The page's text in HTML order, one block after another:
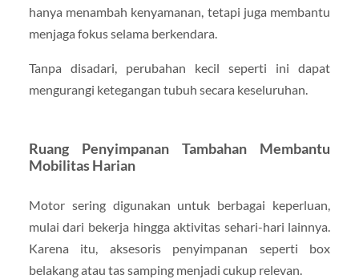
hanya menambah kenyamanan, tetapi juga membantu
menjaga fokus selama berkendara.
Tanpa disadari, perubahan kecil seperti ini dapat
mengurangi ketegangan tubuh secara keseluruhan.
Ruang Penyimpanan Tambahan Membantu
Mobilitas Harian
Motor sering digunakan untuk berbagai keperluan,
mulai dari bekerja hingga aktivitas sehari-hari lainnya.
Karena itu, aksesoris penyimpanan seperti box
belakang atau tas samping menjadi cukup relevan.